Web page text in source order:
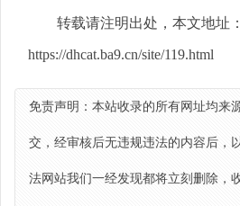
转载请注明出处，本文地址：
https://dhcat.ba9.cn/site/119.html
免责声明：本站收录的所有网址均来
交，经审核后无违规违法的内容后，
法网站我们一经发现都将立刻删除，